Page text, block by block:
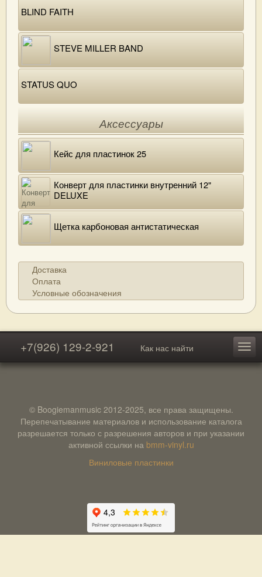
BLIND FAITH
STEVE MILLER BAND
STATUS QUO
Аксессуары
Кейс для пластинок 25
Конверт для пластинки внутренний 12"
DELUXE
Щетка карбоновая антистатическая
Доставка
Оплата
Условные обозначения
+7(926) 129-2-921 Как нас найти
© Boogiemanmusic 2012-2025, все права защищены.
Перепечатывание материалов и использование каталога
разрешается только с разрешения авторов и при указании
активной ссылки на bmm-vinyl.ru
Виниловые пластинки